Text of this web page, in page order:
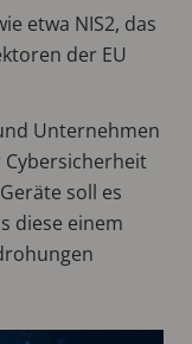
etwa NIS2, das
der EU
Unternehmen
soll es
diese einem